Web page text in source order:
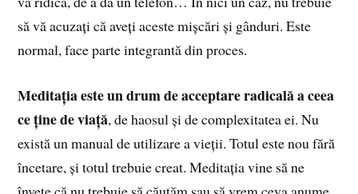
să vă acuzați că aveți aceste mișcări și gânduri. Este
normal, face parte integrantă din proces.
Meditația este un drum de acceptare radicală a ceea
ce ține de viață, de haosul și de complexitatea ei. Nu
există un manual de utilizare a vieții. Totul este nou fără
încetare, și totul trebuie creat. Meditația vine să ne